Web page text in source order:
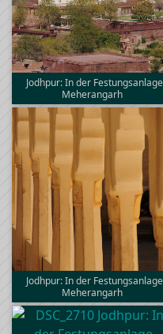
Jodhpur: In der Festungsanlage
Meherangarh
Jodhpur: In der Festungsanlage
Meherangarh